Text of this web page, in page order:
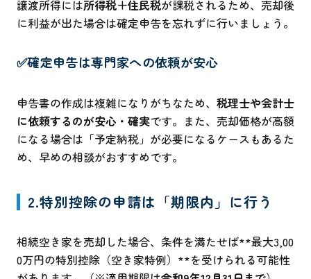
譲渡所得には所得税＋住民税が課税されるため、売却後
に利益が出た場合は確定申告を忘れずに行いましょう。
✅確定申告は専門家への依頼が安心
申告書の作成は複雑になりがちなため、 税理士や会計士
に依頼するのが安心・確実です。また、売却価格が高額
になる場合は「予定納税」が必要になるケースもあるた
め、早めの相談がおすすめです。
2.特別控除の申請は「期限内」に行う
相続空き家を売却した場合、条件を満たせば**最大3,00
0万円の特別控除（空き家特例）**を受けられる可能性